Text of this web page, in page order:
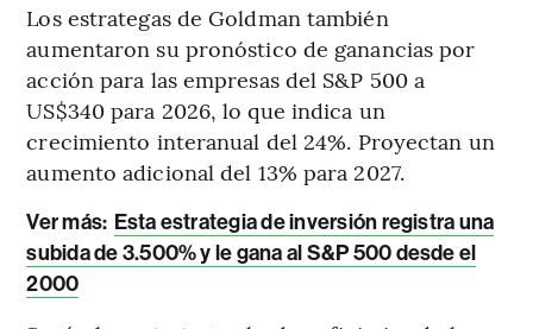
Los estrategas de Goldman también
aumentaron su pronóstico de ganancias por
acción para las empresas del S&P 500 a
US$340 para 2026, lo que indica un
crecimiento interanual del 24%. Proyectan un
aumento adicional del 13% para 2027.
Ver más: Esta estrategia de inversión registra una
subida de 3.500% y le gana al S&P 500 desde el
2000